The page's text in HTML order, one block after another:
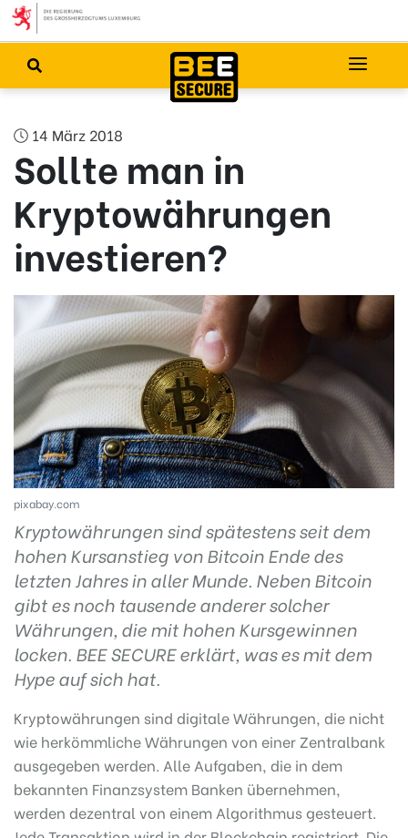
14 März 2018
Sollte man in
Kryptowährungen
investieren?
pixabay.com
Kryptowährungen sind spätestens seit dem
hohen Kursanstieg von Bitcoin Ende des
letzten Jahres in aller Munde. Neben Bitcoin
gibt es noch tausende anderer solcher
Währungen, die mit hohen Kursgewinnen
locken. BEE SECURE erklärt, was es mit dem
Hype auf sich hat.
Kryptowährungen sind digitale Währungen, die nicht
wie herkömmliche Währungen von einer Zentralbank
ausgegeben werden. Alle Aufgaben, die in dem
bekannten Finanzsystem Banken übernehmen,
werden dezentral von einem Algorithmus gesteuert.